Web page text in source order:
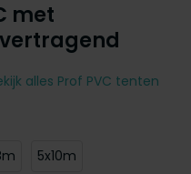
met
alles Prof PVC tenten
5x10m